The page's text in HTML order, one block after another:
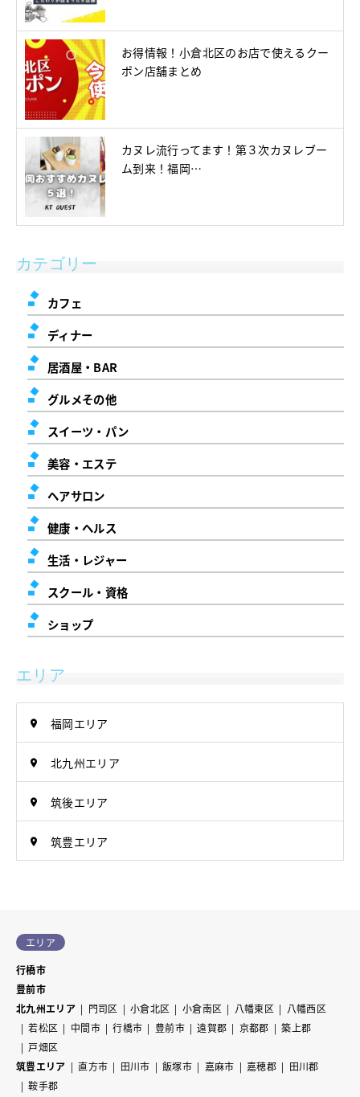
お得情報！小倉北区のお店で使えるクー
ポン店舗まとめ
カヌレ流行ってます！第３次カヌレブー
ム到来！福岡…
カテゴリー
カフェ
ディナー
居酒屋・BAR
グルメその他
スイーツ・パン
美容・エステ
ヘアサロン
健康・ヘルス
生活・レジャー
スクール・資格
ショップ
エリア
福岡エリア
北九州エリア
筑後エリア
筑豊エリア
エリア
行橋市
豊前市
北九州エリア
門司区 小倉北区 小倉南区 八幡東区
八幡西区
若松区
中間市 行橋市 豊前市 遠賀郡 京都郡
築上郡
戸畑区
筑豊エリア
直方市 田川市 飯塚市 嘉麻市 嘉穂郡
田川郡
鞍手郡